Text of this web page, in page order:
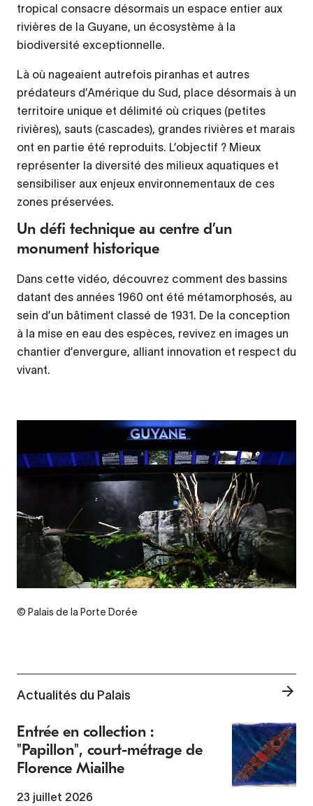
tropical consacre désormais un espace entier aux
rivières de la Guyane, un écosystème à la
biodiversité exceptionnelle.
Là où nageaient autrefois piranhas et autres
prédateurs d’Amérique du Sud, place désormais à un
territoire unique et délimité où criques (petites
rivières), sauts (cascades), grandes rivières et marais
ont en partie été reproduits. L’objectif ? Mieux
représenter la diversité des milieux aquatiques et
sensibiliser aux enjeux environnementaux de ces
zones préservées.
Un défi technique au centre d’un
monument historique
Dans cette vidéo, découvrez comment des bassins
datant des années 1960 ont été métamorphosés, au
sein d’un bâtiment classé de 1931. De la conception
à la mise en eau des espèces, revivez en images un
chantier d’envergure, alliant innovation et respect du
vivant.
© Palais de la Porte Dorée
Actualités du Palais
Entrée en collection :
"Papillon", court-métrage de
Florence Miailhe
23 juillet 2026